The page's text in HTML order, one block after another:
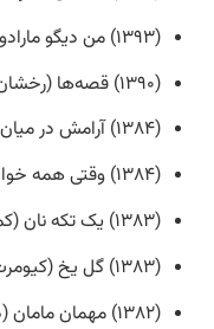
(۱۳۹۳) من دیگو مارادونا هستم (بهرام توکلی) [بازیگر]
(۱۳۹۰) قصه‌ها (رخشان بنی اعتماد) [بازیگر]
(۱۳۸۴) آرامش در میان مردگان (مهرداد فرید) [بازیگر]
(۱۳۸۴) وقتی همه خواب بودند (فریدون حسن‌پور) [بازیگر]
(۱۳۸۳) یک تکه نان (کمال تبریزی) [بازیگر]
(۱۳۸۳) گل یخ (کیومرث پوراحمد) [بازیگردان]
(۱۳۸۲) مهمان مامان (داریوش مهرجویی) [بازیگر]